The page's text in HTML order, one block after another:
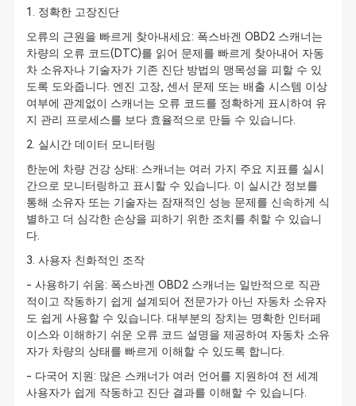
1. 정확한 고장진단
오류의 근원을 빠르게 찾아내세요: 폭스바겐 OBD2 스캐너는
차량의 오류 코드(DTC)를 읽어 문제를 빠르게 찾아내어 자동
차 소유자나 기술자가 기존 진단 방법의 맹목성을 피할 수 있
도록 도와줍니다. 엔진 고장, 센서 문제 또는 배출 시스템 이상
여부에 관계없이 스캐너는 오류 코드를 정확하게 표시하여 유
지 관리 프로세스를 보다 효율적으로 만들 수 있습니다.
2. 실시간 데이터 모니터링
한눈에 차량 건강 상태: 스캐너는 여러 가지 주요 지표를 실시
간으로 모니터링하고 표시할 수 있습니다. 이 실시간 정보를
통해 소유자 또는 기술자는 잠재적인 성능 문제를 신속하게 식
별하고 더 심각한 손상을 피하기 위한 조치를 취할 수 있습니
다.
3. 사용자 친화적인 조작
- 사용하기 쉬움: 폭스바겐 OBD2 스캐너는 일반적으로 직관
적이고 작동하기 쉽게 설계되어 전문가가 아닌 자동차 소유자
도 쉽게 사용할 수 있습니다. 대부분의 장치는 명확한 인터페
이스와 이해하기 쉬운 오류 코드 설명을 제공하여 자동차 소유
자가 차량의 상태를 빠르게 이해할 수 있도록 합니다.
- 다국어 지원: 많은 스캐너가 여러 언어를 지원하여 전 세계
사용자가 쉽게 작동하고 진단 결과를 이해할 수 있습니다.